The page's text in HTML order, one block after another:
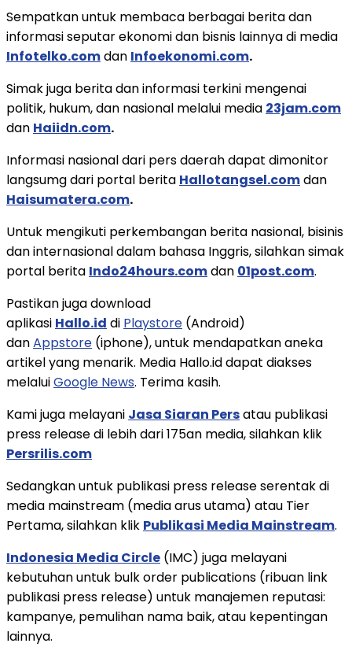
Sempatkan untuk membaca berbagai berita dan
informasi seputar ekonomi dan bisnis lainnya di media
Infotelko.comdan Infoekonomi.com.
Simak juga berita dan informasi terkini mengenai
politik, hukum, dan nasional melalui media 23jam.com
dan Haiidn.com.
Informasi nasional dari pers daerah dapat dimonitor
langsumg dari portal berita Hallotangsel.comdan
Haisumatera.com.
Untuk mengikuti perkembangan berita nasional, bisinis
dan internasional dalam bahasa Inggris, silahkan simak
portal berita Indo24hours.comdan 01post.com.
Pastikan juga download
aplikasi Hallo.id di Playstore (Android)
danAppstore (iphone), untuk mendapatkan aneka
artikel yang menarik. Media Hallo.id dapat diakses
melaluiGoogle News. Terima kasih.
Kami juga melayani Jasa Siaran Persatau publikasi
press release di lebih dari 175an media, silahkan klik
Persrilis.com
Sedangkan untuk publikasi press release serentak di
media mainstream (media arus utama) atau Tier
Pertama, silahkan klik Publikasi Media Mainstream.
Indonesia Media Circle (IMC) juga melayani
kebutuhan untuk bulk order publications (ribuan link
publikasi press release) untuk manajemen reputasi:
kampanye, pemulihan nama baik, atau kepentingan
lainnya.